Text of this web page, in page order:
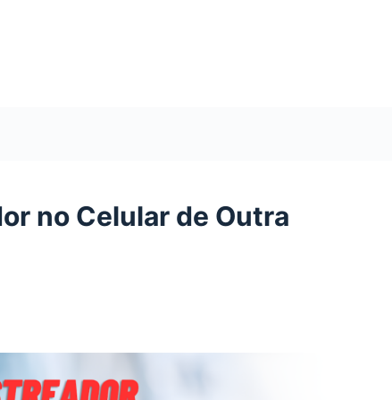
no Celular de Outra